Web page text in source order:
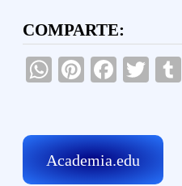
COMPARTE:
WhatsApp
Pinterest
Academia.edu